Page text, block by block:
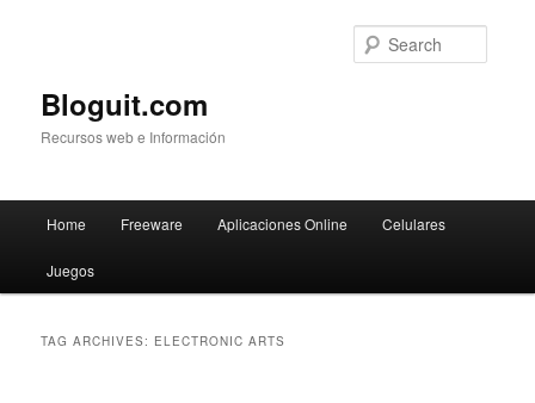
Bloguit.com
Recursos web e Información
Skip
to
Skip
to
Home Freeware Aplicaciones Online Celulares
Juegos
TAG ARCHIVES: ELECTRONIC ARTS